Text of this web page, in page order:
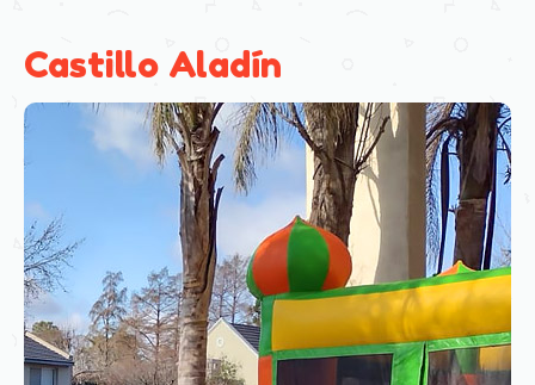
Castillo Aladín